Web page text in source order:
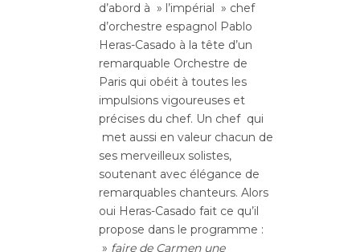
d’abord à » l’impérial » chef
d’orchestre espagnol Pablo
Heras-Casado à la tête d’un
remarquable Orchestre de
Paris qui obéit à toutes les
impulsions vigoureuses et
précises du chef. Un chef qui
met aussi en valeur chacun de
ses merveilleux solistes,
soutenant avec élégance de
remarquables chanteurs. Alors
oui Heras-Casado fait ce qu’il
propose dans le programme :
» faire de Carmen une